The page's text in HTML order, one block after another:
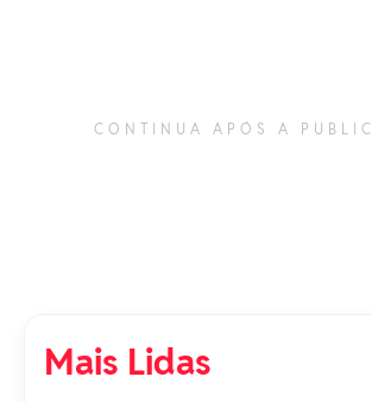
CONTINUA APÓS A
Mais Lidas